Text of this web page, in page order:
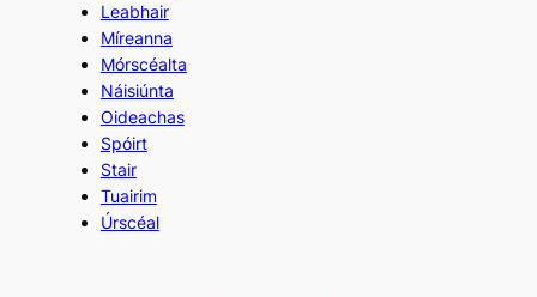
Leabhair
Míreanna
Mórscéalta
Náisiúnta
Oideachas
Spóirt
Stair
Tuairim
Úrscéal